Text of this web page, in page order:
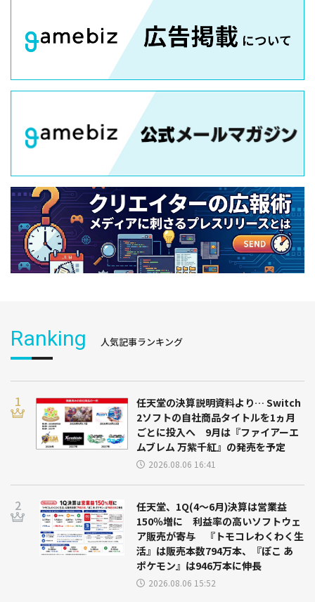
Ranking 人気記事ランキング
任天堂の決算説明資料より… Switch
2ソフトの自社商品タイトルを1ヵ月
ごとに投入へ 9月は『ファイアーエ
ムブレム 万紫千紅』の発売を予定
2026.08.06 16:41
任天堂、1Q(4～6月)決算は営業益
150％増に 利益率の高いソフトウェ
ア販売が寄与 『トモコレわくわく生
活』は販売本数794万本、『ぽこ あ
ポケモン』は946万本に伸長
2026.08.06 15:52